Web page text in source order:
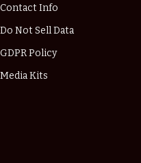
Contact Info
Do Not Sell Data
GDPR Policy
Media Kits